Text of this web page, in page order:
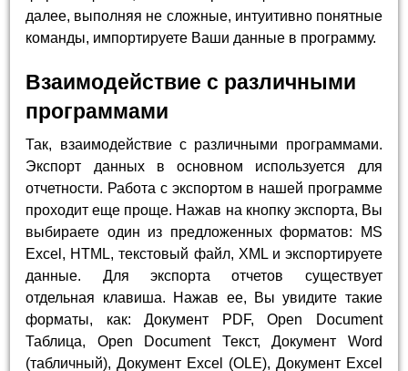
далее, выполняя не сложные, интуитивно понятные
команды, импортируете Ваши данные в программу.
Взаимодействие с различными
программами
Так, взаимодействие с различными программами.
Экспорт данных в основном используется для
отчетности. Работа с экспортом в нашей программе
проходит еще проще. Нажав на кнопку экспорта, Вы
выбираете один из предложенных форматов: MS
Excel, HTML, текстовый файл, XML и экспортируете
данные. Для экспорта отчетов существует
отдельная клавиша. Нажав ее, Вы увидите такие
форматы, как: Документ PDF, Open Document
Таблица, Open Document Текст, Документ Word
(табличный), Документ Excel (OLE), Документ Excel